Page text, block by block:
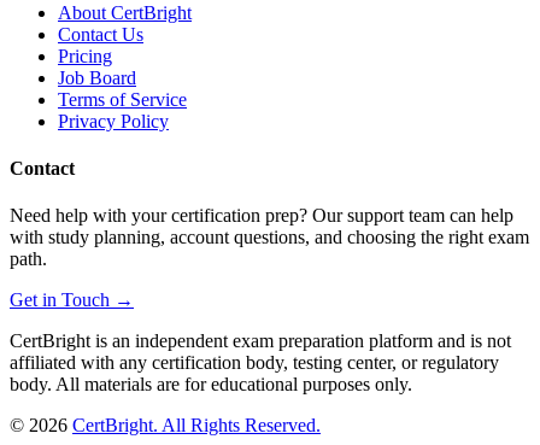
About CertBright
Contact Us
Pricing
Job Board
Terms of Service
Privacy Policy
Contact
Need help with your certification prep? Our support team can help
with study planning, account questions, and choosing the right exam
path.
Get in Touch →
CertBright is an independent exam preparation platform and is not
affiliated with any certification body, testing center, or regulatory
body. All materials are for educational purposes only.
© 2026 CertBright. All Rights Reserved.